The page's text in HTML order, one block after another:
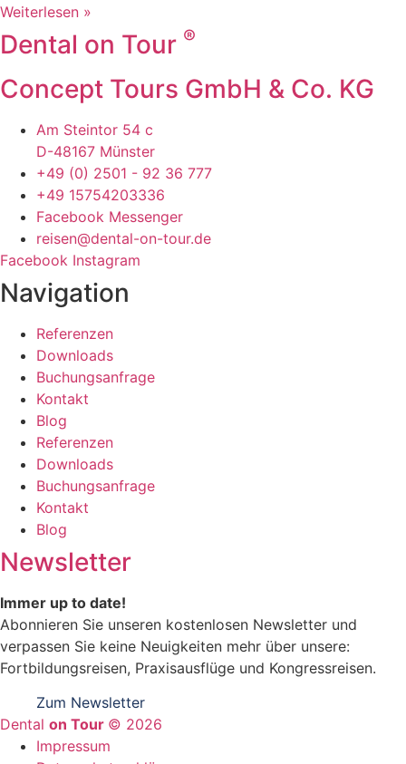
Weiterlesen »
Dental on Tour ®
Concept Tours GmbH & Co. KG
Am Steintor 54 c
D-48167 Münster
+49 (0) 2501 - 92 36 777
+49 15754203336
Facebook Messenger
reisen@dental-on-tour.de
Facebook Instagram
Navigation
Referenzen
Downloads
Buchungsanfrage
Kontakt
Blog
Referenzen
Downloads
Buchungsanfrage
Kontakt
Blog
Newsletter
Immer up to date!
Abonnieren Sie unseren kostenlosen Newsletter und
verpassen Sie keine Neuigkeiten mehr über unsere:
Fortbildungsreisen, Praxisausflüge und Kongressreisen.
Zum Newsletter
Dental on Tour © 2026
Impressum